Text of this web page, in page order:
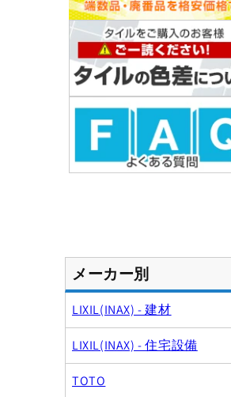
メーカー別
LIXIL(INAX) - 建材
LIXIL(INAX) - 住宅設備
TOTO